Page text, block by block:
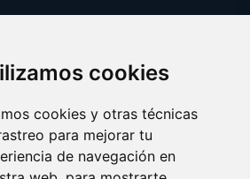
cookies
cookies y otras técnicas
para mejorar tu
de navegación en
cookies preferences
© 2025 radioeuskadi.es